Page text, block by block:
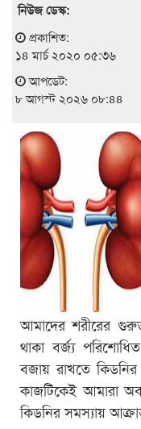
নিউজ ডেস্ক:
প্রকাশিত:
১৪ মার্চ ২০২০ ০৫:৩৬
আপডেট:
৮ আগস্ট ২০২৬ ০৮:৪৪
আমাদের শরীরের
থাকা বর্জ্য
বজায় রাখতে
কাজটিকেই আমারা
কিডনির সমস্যায়